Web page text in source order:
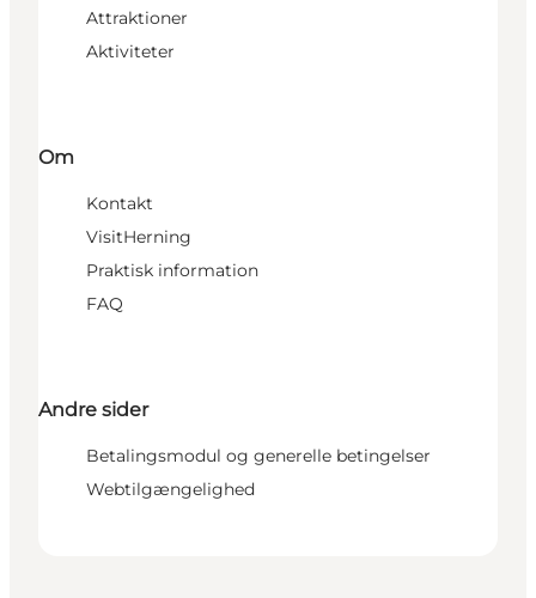
Attraktioner
Aktiviteter
Om
Kontakt
VisitHerning
Praktisk information
FAQ
Andre sider
Betalingsmodul og generelle betingelser
Webtilgængelighed